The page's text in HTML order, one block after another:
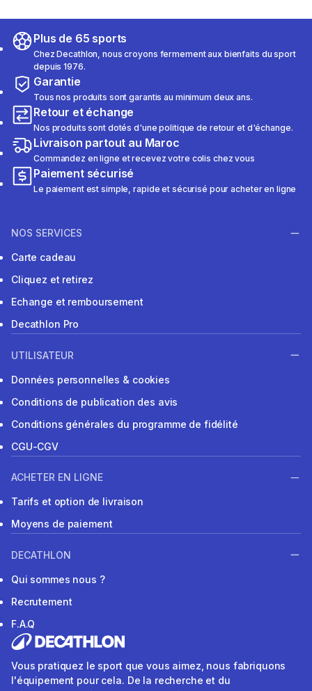
Plus de 65 sports
Chez Decathlon, nous croyons fermement aux bienfaits du sport
depuis 1976.
Garantie
Tous nos produits sont garantis au minimum deux ans.
Retour et échange
Nos produits sont dotés d'une politique de retour et d'échange.
Livraison partout au Maroc
Commandez en ligne et recevez votre colis chez vous
Paiement sécurisé
Le paiement est simple, rapide et sécurisé pour acheter en ligne
NOS SERVICES
Carte cadeau
Cliquez et retirez
Echange et remboursement
Decathlon Pro
UTILISATEUR
Données personnelles & cookies
Conditions de publication des avis
Conditions générales du programme de fidélité
CGU-CGV
ACHETER EN LIGNE
Tarifs et option de livraison
Moyens de paiement
DECATHLON
Qui sommes nous ?
Recrutement
F.A.Q
Vous pratiquez le sport que vous aimez, nous fabriquons
l'équipement pour cela. De la recherche et du